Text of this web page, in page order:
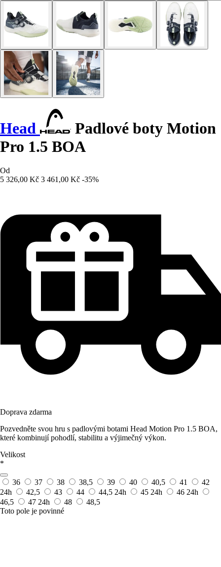
Head
Padlové boty Motion
Pro 1.5 BOA
Od
5 326,00 Kč 3 461,00 Kč -35%
Doprava zdarma
Pozvedněte svou hru s padlovými botami Head Motion Pro 1.5 BOA,
které kombinují pohodlí, stabilitu a výjimečný výkon.
Velikost
*
36 37 38 38,5 39 40 40,5 41
42
24h
42,5 43 44 44,5 24h 45 24h 46 24h
46,5
47 24h 48
48,5
Toto pole je povinné